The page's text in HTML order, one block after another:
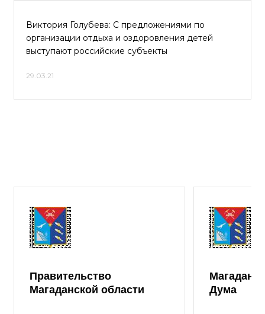
Виктория Голубева: С предложениями по
организации отдыха и оздоровления детей
выступают российские субъекты
29.03.21
Правительство
Магаданской области
Дума